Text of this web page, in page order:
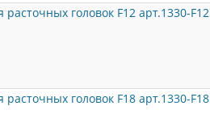
головок F12 арт.1330-F12
головок F18 арт.1330-F18